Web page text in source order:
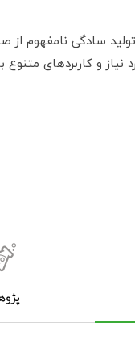
سادگی نامفهوم
نیاز و کاربردهای